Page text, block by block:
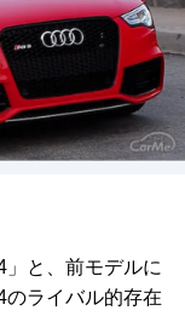
と、前モデルに
のライバル的存在